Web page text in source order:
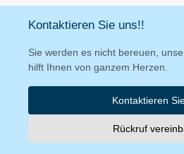
Kontaktieren Sie uns!!
Sie werden es nicht bereuen,
hilft Ihnen von ganzem Herzen.
Kontaktieren
Rückruf